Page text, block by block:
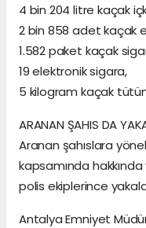
4 bin 204 litre kaçak
2 bin 858 adet kaçak
1.582 paket kaçak
19 elektronik sigara,
5 kilogram kaçak
ARANAN ŞAHIS DA
Aranan şahıslara
kapsamında
polis ekiplerince
Antalya Emniyet